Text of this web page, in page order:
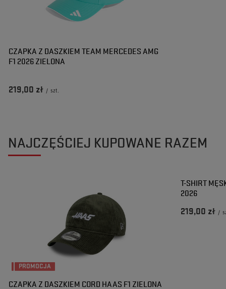
CZAPKA Z DASZKIEM TEAM MERCEDES AMG
F1 2026 ZIELONA
219,00 zł / szt.
NAJCZĘŚCIEJ KUPOWANE RAZEM
PROMOCJA
CZAPKA Z DASZKIEM CORD HAAS F1 ZIELONA
T-SHIRT
2026
219,00 zł /